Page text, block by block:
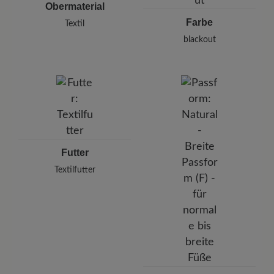
Obermaterial
Textil Farbe
blackout
Futter
Textilfutter